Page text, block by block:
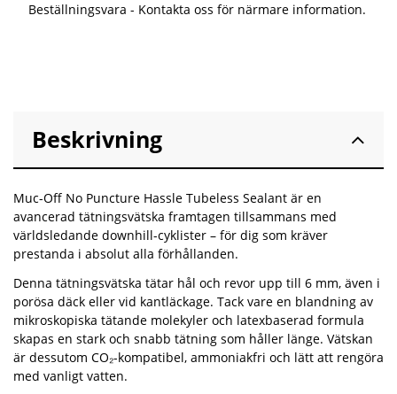
Beställningsvara - Kontakta oss för närmare information.
Beskrivning
Muc-Off No Puncture Hassle Tubeless Sealant är en
avancerad tätningsvätska framtagen tillsammans med
världsledande downhill-cyklister – för dig som kräver
prestanda i absolut alla förhållanden.
Denna tätningsvätska tätar hål och revor upp till 6 mm, även i
porösa däck eller vid kantläckage. Tack vare en blandning av
mikroskopiska tätande molekyler och latexbaserad formula
skapas en stark och snabb tätning som håller länge. Vätskan
är dessutom CO₂-kompatibel, ammoniakfri och lätt att rengöra
med vanligt vatten.